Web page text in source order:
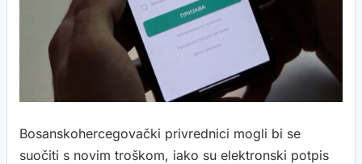
Bosanskohercegovački privrednici mogli bi se
suočiti s novim troškom, iako su elektronski potpis